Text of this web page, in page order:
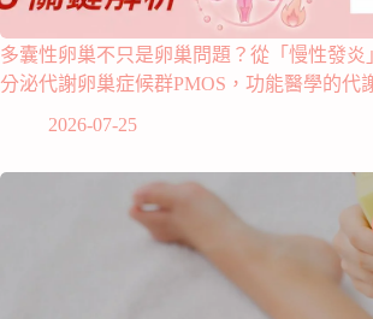
多囊性卵巢不只是卵巢問題？從「慢性發炎
分泌代謝卵巢症候群PMOS，功能醫學的代
2026-07-25